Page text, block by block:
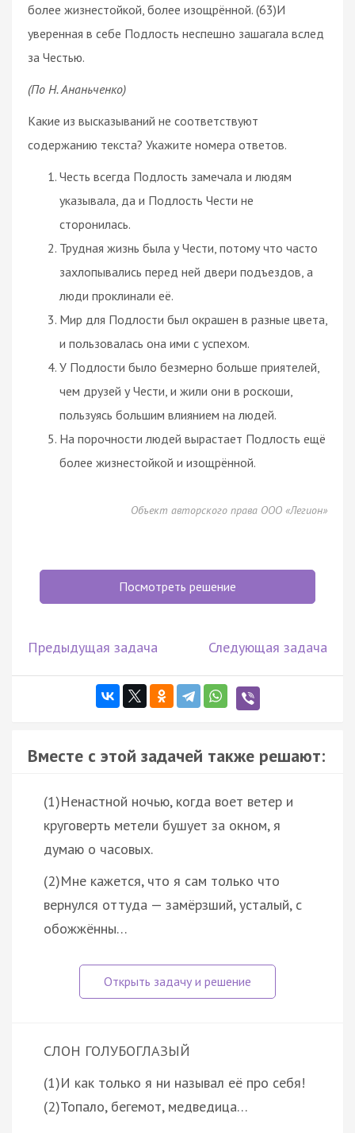
более жизнестойкой, более изощрённой. (63)И
уверенная в себе Подлость неспешно зашагала вслед
за Честью.
(По Н. Ананьченко)
Какие из высказываний не соответствуют
содержанию текста? Укажите номера ответов.
Честь всегда Подлость замечала и людям
указывала, да и Подлость Чести не
сторонилась.
Трудная жизнь была у Чести, потому что часто
захлопывались перед ней двери подъездов, а
люди проклинали её.
Мир для Подлости был окрашен в разные цвета,
и пользовалась она ими с успехом.
У Подлости было безмерно больше приятелей,
чем друзей у Чести, и жили они в роскоши,
пользуясь большим влиянием на людей.
На порочности людей вырастает Подлость ещё
более жизнестойкой и изощрённой.
Объект авторского права ООО «Легион»
Посмотреть решение
Предыдущая задача Следующая задача
Вместе с этой задачей также решают:
(1)Ненастной ночью, когда воет ветер и
круговерть метели бушует за окном, я
думаю о часовых.
(2)Мне кажется, что я сам только что
вернулся оттуда — замёрзший, усталый, с
обожжённы…
СЛОН ГОЛУБОГЛАЗЫЙ
(1)И как только я ни называл её про себя!
(2)Топало, бегемот, медведица…